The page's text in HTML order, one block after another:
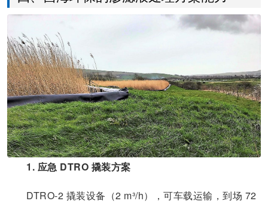
1. 应急 DTRO 撬装方案
DTRO-2 撬装设备（2 m³/h），可车载运输，到场 72